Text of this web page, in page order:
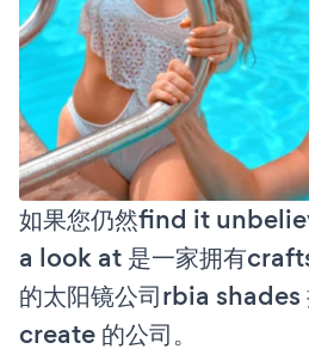
如果您仍然find it
a look at 是一家拥有
的太阳镜公司rbia
create 的公司。